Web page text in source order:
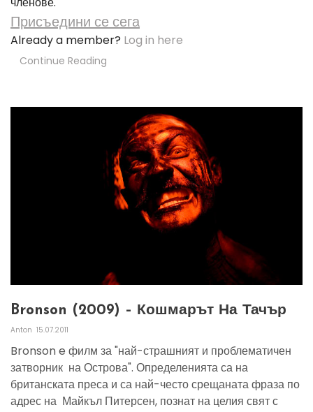
Присъедини се сега
Already a member? Log in here
Continue Reading
Bronson (2009) – Кошмарът На Тачър
Anton 15.07.2011
Bronson e филм за "най-страшният и проблематичен
затворник на Острова". Определенията са на
британската преса и са най-често срещаната фраза по
адрес на Майкъл Питерсен, познат на целия свят с